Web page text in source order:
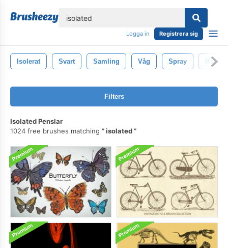
Logga in Registrera sig
Isolerat Svart Samling Våg Spray
Filters
Isolated Penslar
1024 free brushes matching
isolated